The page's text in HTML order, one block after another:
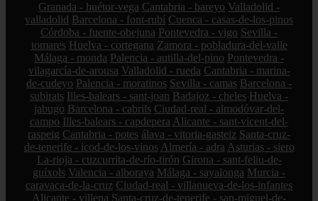
Granada - huétor-vega Cantabria - bareyo Valladolid -
valladolid Barcelona - font-rubí Cuenca - casas-de-los-pinos
Córdoba - fuente-obejuna Pontevedra - vigo Sevilla -
tomares Huelva - cortegana Zamora - pobladura-del-valle
Málaga - monda Palencia - autilla-del-pino Pontevedra -
vilagarcía-de-arousa Valladolid - rueda Cantabria - marina-
de-cudeyo Palencia - moratinos Sevilla - camas Barcelona -
subirats Illes-balears - sant-joan Badajoz - cheles Huelva -
jabugo Barcelona - cabrils Ciudad-real - almodóvar-del-
campo Illes-balears - capdepera Alicante - sant-vicent-del-
raspeig Cantabria - potes álava - vitoria-gasteiz Santa-cruz-
de-tenerife - icod-de-los-vinos Almería - adra Asturias - siero
La-rioja - cuzcurrita-de-río-tirón Girona - sant-feliu-de-
guíxols Valencia - alboraya Málaga - sayalonga Murcia -
caravaca-de-la-cruz Ciudad-real - villanueva-de-los-infantes
Alicante - villena Santa-cruz-de-tenerife - san-miguel-de-